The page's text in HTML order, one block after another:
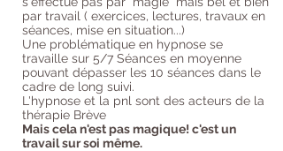
par travail ( exercices, lectures, travaux en
séances, mise en situation...)
Une problématique en hypnose se
travaille sur 5/7 Séances en moyenne
pouvant dépasser les 10 séances dans le
cadre de long suivi.
L'hypnose et la pnl sont des acteurs de la
thérapie Brève
Mais cela n'est pas magique! c'est un
travail sur soi même.